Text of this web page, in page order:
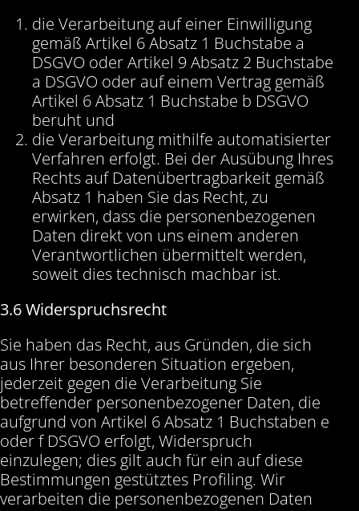
die Verarbeitung auf einer Einwilligung
gemäß Artikel 6 Absatz 1 Buchstabe a
DSGVO oder Artikel 9 Absatz 2 Buchstabe
a DSGVO oder auf einem Vertrag gemäß
Artikel 6 Absatz 1 Buchstabe b DSGVO
beruht und
die Verarbeitung mithilfe automatisierter
Verfahren erfolgt. Bei der Ausübung Ihres
Rechts auf Datenübertragbarkeit gemäß
Absatz 1 haben Sie das Recht, zu
erwirken, dass die personenbezogenen
Daten direkt von uns einem anderen
Verantwortlichen übermittelt werden,
soweit dies technisch machbar ist.
3.6 Widerspruchsrecht
Sie haben das Recht, aus Gründen, die sich
aus Ihrer besonderen Situation ergeben,
jederzeit gegen die Verarbeitung Sie
betreffender personenbezogener Daten, die
aufgrund von Artikel 6 Absatz 1 Buchstaben e
oder f DSGVO erfolgt, Widerspruch
einzulegen; dies gilt auch für ein auf diese
Bestimmungen gestütztes Profiling. Wir
verarbeiten die personenbezogenen Daten